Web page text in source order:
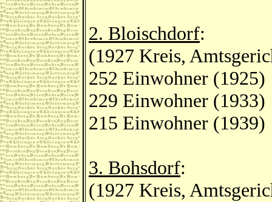
2. Bloischdorf:
(1927 Kreis,
252 Einwohner (1925)
229 Einwohner (1933)
215 Einwohner (1939)
3. Bohsdorf:
(1927 Kreis,